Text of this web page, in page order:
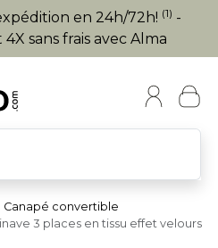
en 24h/72h! (1) -
sans frais avec Alma
Canapé convertible
3 places en tissu effet velours